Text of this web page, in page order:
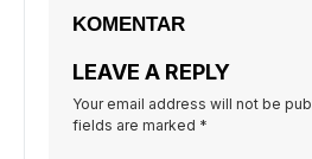
KOMENTAR
LEAVE A REPLY
Your email address will not be
fields are marked *